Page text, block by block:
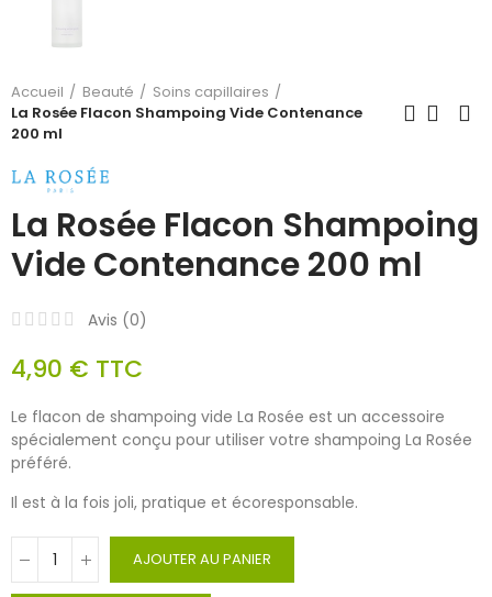
Accueil Beauté
Soins capillaires
La Rosée Flacon Shampoing Vide Contenance
200 ml
La Rosée Flacon Shampoing
Vide Contenance 200 ml
Avis (0)
4,90 € TTC
Le flacon de shampoing vide La Rosée est un accessoire
spécialement conçu pour utiliser votre shampoing La Rosée
préféré.
Il est à la fois joli, pratique et écoresponsable.
AJOUTER AU PANIER